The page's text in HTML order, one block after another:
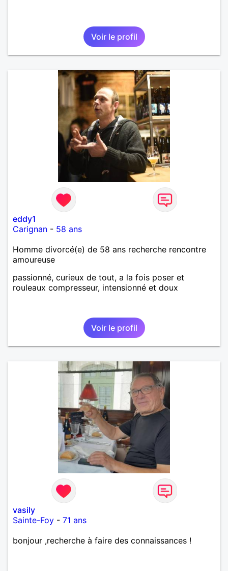
Voir le profil
eddy1
Carignan - 58 ans
Homme divorcé(e) de 58 ans recherche rencontre
amoureuse
passionné, curieux de tout, a la fois poser et
rouleaux compresseur, intensionné et doux
Voir le profil
vasily
Sainte-Foy - 71 ans
bonjour ,recherche à faire des connaissances !